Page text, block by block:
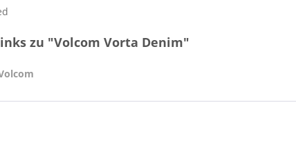
zu "Volcom Vorta Denim"